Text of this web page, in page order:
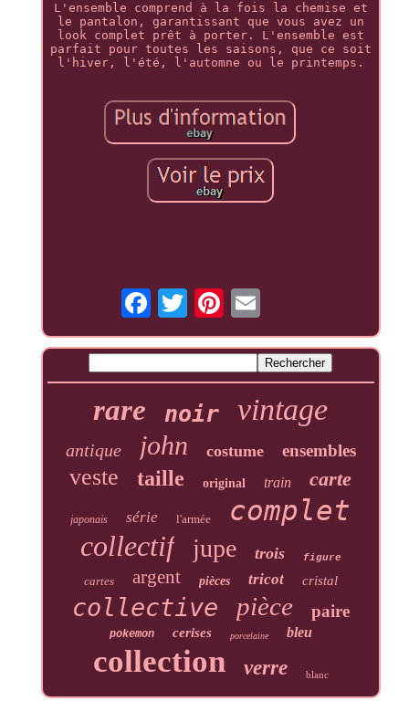
L'ensemble comprend à la fois la chemise et
le pantalon, garantissant que vous avez un
look complet prêt à porter. L'ensemble est
parfait pour toutes les saisons, que ce soit
l'hiver, l'été, l'automne ou le printemps.
rare noir vintage
antique john costume ensembles
veste taille original train carte
japonais série l'armée
complet
collectif
jupe trois figure
cartes argent pièces tricot cristal
collective pièce paire
pokemon cerises porcelaine bleu
collection verre blanc